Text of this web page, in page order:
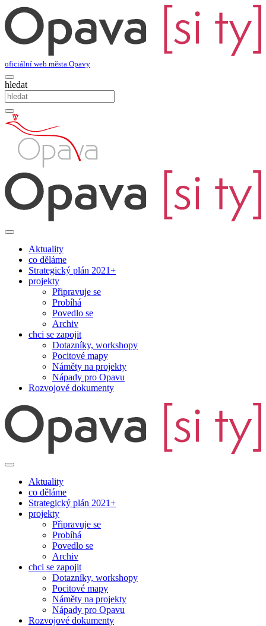
oficiální web města Opavy
hledat
Aktuality
co děláme
Strategický plán 2021+
projekty
Připravuje se
Probíhá
Povedlo se
Archiv
chci se zapojit
Dotazníky, workshopy
Pocitové mapy
Náměty na projekty
Nápady pro Opavu
Rozvojové dokumenty
Aktuality
co děláme
Strategický plán 2021+
projekty
Připravuje se
Probíhá
Povedlo se
Archiv
chci se zapojit
Dotazníky, workshopy
Pocitové mapy
Náměty na projekty
Nápady pro Opavu
Rozvojové dokumenty